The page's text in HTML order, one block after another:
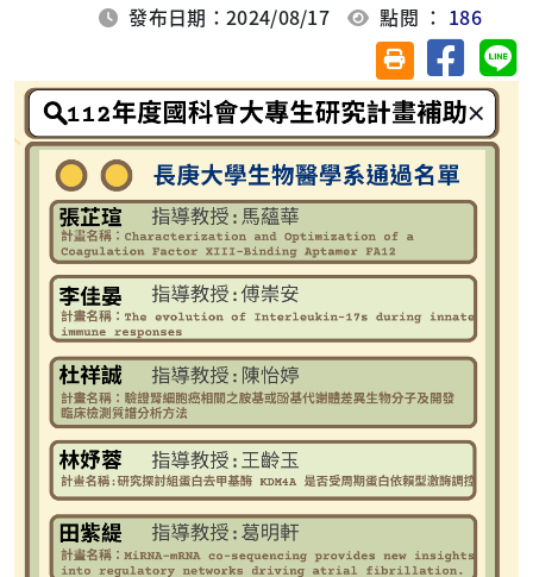
發布日期：2024/08/17 點閱 ： 186
友善列印(另開視
分享至